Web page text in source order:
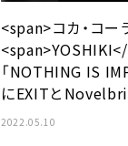
<span>コカ・コー
「NOTHING IS
にEXITと
2022.05.10